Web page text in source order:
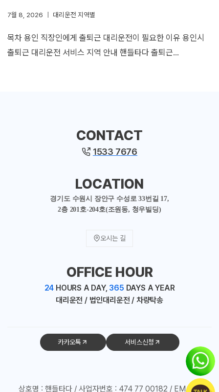
7월 8, 2026 대리운전 지역별
목차 용인 직장인에게 출퇴근 대리운전이 필요한 이유 용인시
출퇴근 대리운전 서비스 지역 안내 핸들타다 출퇴근…
CONTACT
1533 7676
LOCATION
경기도 수원시 장안구 수성로 33번길 17,
2층 201호-204호(조원동, 청우빌딩)
오시는 길
OFFICE HOUR
24 HOURS A DAY, 365 DAYS A YEAR
대리운전 / 법인대리운전 / 차량탁송
카카오톡 서비스신청
상호명 : 핸들타다 / 사업자번호 : 474 77 00182 / EMAIL :